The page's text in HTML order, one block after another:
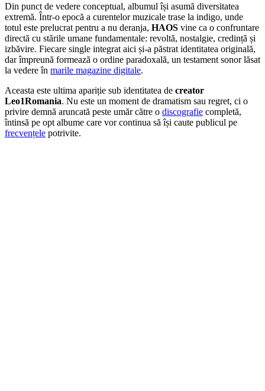
Din punct de vedere conceptual, albumul își asumă diversitatea
extremă. Într-o epocă a curentelor muzicale trase la indigo, unde
totul este prelucrat pentru a nu deranja, HAOS vine ca o confruntare
directă cu stările umane fundamentale: revoltă, nostalgie, credință și
izbăvire. Fiecare single integrat aici și-a păstrat identitatea originală,
dar împreună formează o ordine paradoxală, un testament sonor lăsat
la vedere în marile magazine digitale.
Aceasta este ultima apariție sub identitatea de creator
Leo1Romania. Nu este un moment de dramatism sau regret, ci o
privire demnă aruncată peste umăr către o discografie completă,
întinsă pe opt albume care vor continua să își caute publicul pe
frecvențele potrivite.